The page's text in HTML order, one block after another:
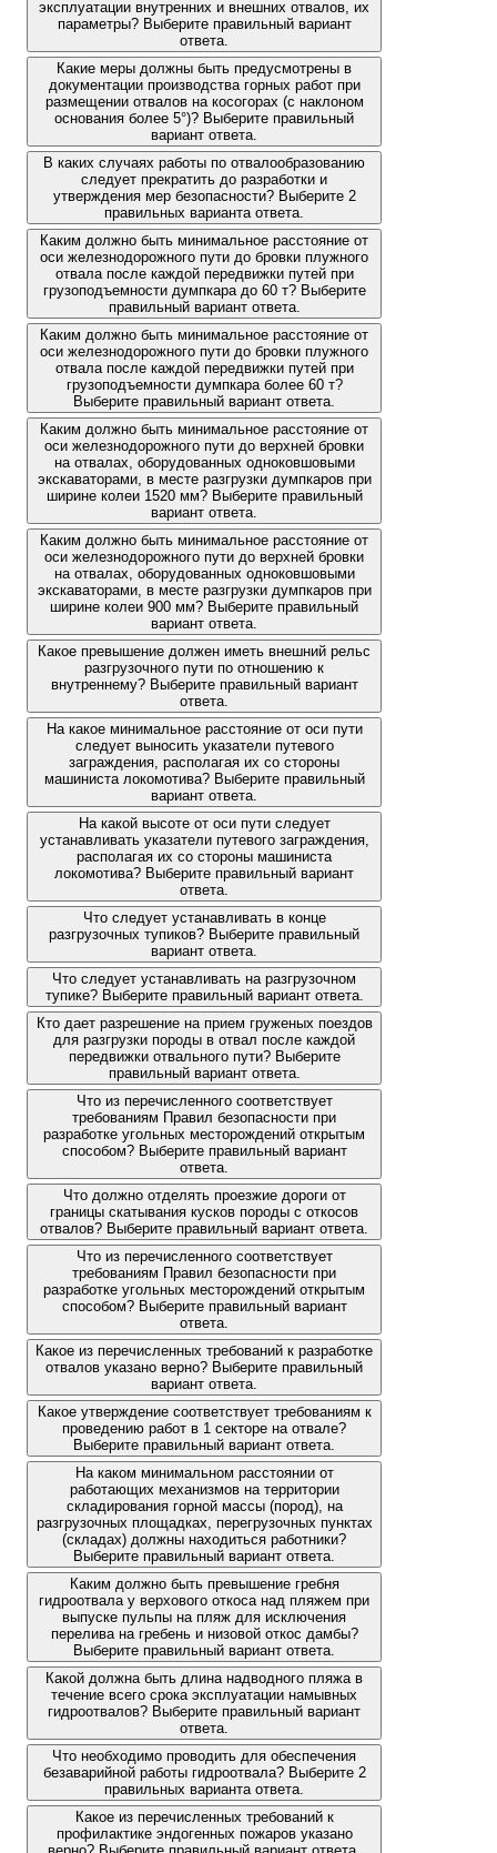
эксплуатации внутренних и внешних отвалов, их
параметры? Выберите правильный вариант
ответа.
Какие меры должны быть предусмотрены в
документации производства горных работ при
размещении отвалов на косогорах (с наклоном
основания более 5°)? Выберите правильный
вариант ответа.
В каких случаях работы по отвалообразованию
следует прекратить до разработки и
утверждения мер безопасности? Выберите 2
правильных варианта ответа.
Каким должно быть минимальное расстояние от
оси железнодорожного пути до бровки плужного
отвала после каждой передвижки путей при
грузоподъемности думпкара до 60 т? Выберите
правильный вариант ответа.
Каким должно быть минимальное расстояние от
оси железнодорожного пути до бровки плужного
отвала после каждой передвижки путей при
грузоподъемности думпкара более 60 т?
Выберите правильный вариант ответа.
Каким должно быть минимальное расстояние от
оси железнодорожного пути до верхней бровки
на отвалах, оборудованных одноковшовыми
экскаваторами, в месте разгрузки думпкаров при
ширине колеи 1520 мм? Выберите правильный
вариант ответа.
Каким должно быть минимальное расстояние от
оси железнодорожного пути до верхней бровки
на отвалах, оборудованных одноковшовыми
экскаваторами, в месте разгрузки думпкаров при
ширине колеи 900 мм? Выберите правильный
вариант ответа.
Какое превышение должен иметь внешний рельс
разгрузочного пути по отношению к
внутреннему? Выберите правильный вариант
ответа.
На какое минимальное расстояние от оси пути
следует выносить указатели путевого
заграждения, располагая их со стороны
машиниста локомотива? Выберите правильный
вариант ответа.
На какой высоте от оси пути следует
устанавливать указатели путевого заграждения,
располагая их со стороны машиниста
локомотива? Выберите правильный вариант
ответа.
Что следует устанавливать в конце
разгрузочных тупиков? Выберите правильный
вариант ответа.
Что следует устанавливать на разгрузочном
тупике? Выберите правильный вариант ответа.
Кто дает разрешение на прием груженых поездов
для разгрузки породы в отвал после каждой
передвижки отвального пути? Выберите
правильный вариант ответа.
Что из перечисленного соответствует
требованиям Правил безопасности при
разработке угольных месторождений открытым
способом? Выберите правильный вариант
ответа.
Что должно отделять проезжие дороги от
границы скатывания кусков породы с откосов
отвалов? Выберите правильный вариант ответа.
Что из перечисленного соответствует
требованиям Правил безопасности при
разработке угольных месторождений открытым
способом? Выберите правильный вариант
ответа.
Какое из перечисленных требований к разработке
отвалов указано верно? Выберите правильный
вариант ответа.
Какое утверждение соответствует требованиям к
проведению работ в 1 секторе на отвале?
Выберите правильный вариант ответа.
На каком минимальном расстоянии от
работающих механизмов на территории
складирования горной массы (пород), на
разгрузочных площадках, перегрузочных пунктах
(складах) должны находиться работники?
Выберите правильный вариант ответа.
Каким должно быть превышение гребня
гидроотвала у верхового откоса над пляжем при
выпуске пульпы на пляж для исключения
перелива на гребень и низовой откос дамбы?
Выберите правильный вариант ответа.
Какой должна быть длина надводного пляжа в
течение всего срока эксплуатации намывных
гидроотвалов? Выберите правильный вариант
ответа.
Что необходимо проводить для обеспечения
безаварийной работы гидроотвала? Выберите 2
правильных варианта ответа.
Какое из перечисленных требований к
профилактике эндогенных пожаров указано